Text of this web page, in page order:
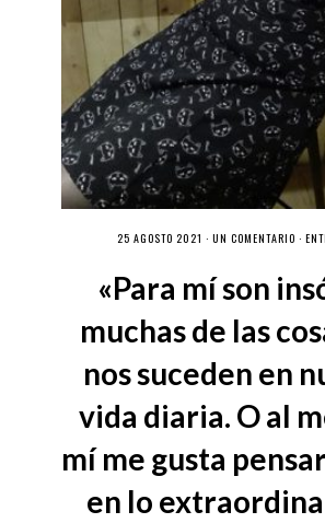
25 AGOSTO 2021 ·UN COMENTARIO ·
«Para mí son
muchas de las
nos suceden en
vida diaria. O al
mí me gusta
en lo